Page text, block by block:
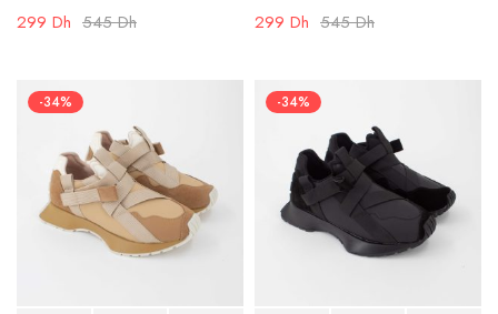
545Dh
299 Dh
545Dh
299 Dh
-34% -34%